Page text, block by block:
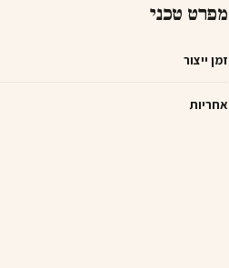
מפרט טכני
זמן ייצור
אחריות